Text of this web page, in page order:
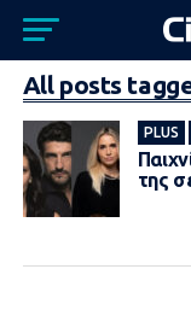
All posts
PLUS
της